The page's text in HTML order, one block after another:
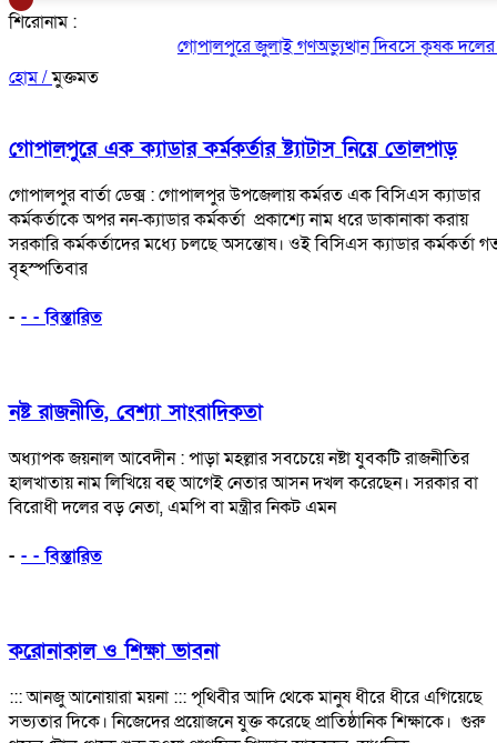
শিরোনাম :
গোপালপুরে জুলাই গণঅভ্যুত্থান দিবসে কৃষক দলের
হোম /মুক্তমত
গোপালপুরে এক ক্যাডার কর্মকর্তার ষ্ট্যাটাস নিয়ে তোলপাড়
গোপালপুর বার্তা ডেক্স : গোপালপুর উপজেলায় কর্মরত এক বিসিএস ক্যাডার
কর্মকর্তাকে অপর নন-ক্যাডার কর্মকর্তা প্রকাশ্যে নাম ধরে ডাকানাকা করায়
সরকারি কর্মকর্তাদের মধ্যে চলছে অসন্তোষ। ওই বিসিএস ক্যাডার কর্মকর্তা
বৃহস্পতিবার
- - - বিস্তারিত
নষ্ট রাজনীতি, বেশ্যা সাংবাদিকতা
অধ্যাপক জয়নাল আবেদীন : পাড়া মহল্লার সবচেয়ে নষ্টা যুবকটি রাজনীতির
হালখাতায় নাম লিখিয়ে বহু আগেই নেতার আসন দখল করেছেন। সরকার বা
বিরোধী দলের বড় নেতা, এমপি বা মন্ত্রীর নিকট এমন
- - - বিস্তারিত
করোনাকাল ও শিক্ষা ভাবনা
::: আনজু আনোয়ারা ময়না ::: পৃথিবীর আদি থেকে মানুষ ধীরে ধীরে এগিয়েছে
সভ্যতার দিকে। নিজেদের প্রয়োজনে যুক্ত করেছে প্রাতিষ্ঠানিক শিক্ষাকে। গুরু